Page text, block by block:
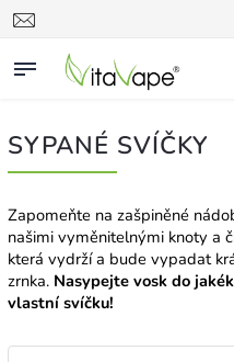
SYPANÉ SVÍČKY
Zapomeňte na zašpiněné
našimi vyměnitelnými knoty a
která vydrží a bude vypadat
zrnka. Nasypejte vosk do
vlastní svíčku!